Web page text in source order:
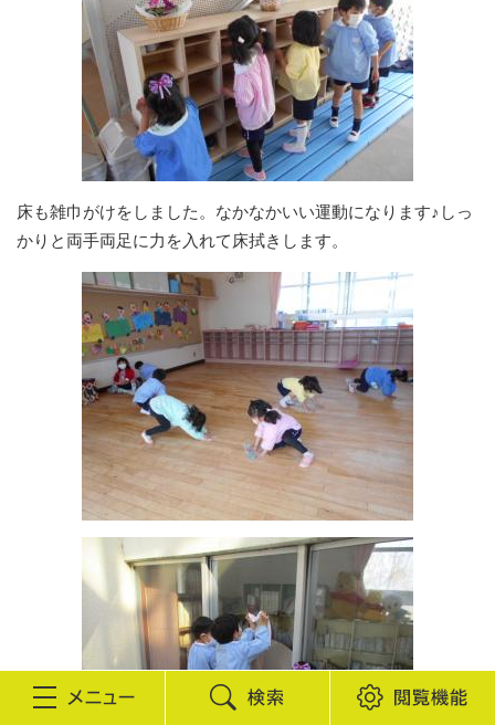
床も雑巾がけをしました。なかなかいい運動になります♪しっ
かりと両手両足に力を入れて床拭きします。